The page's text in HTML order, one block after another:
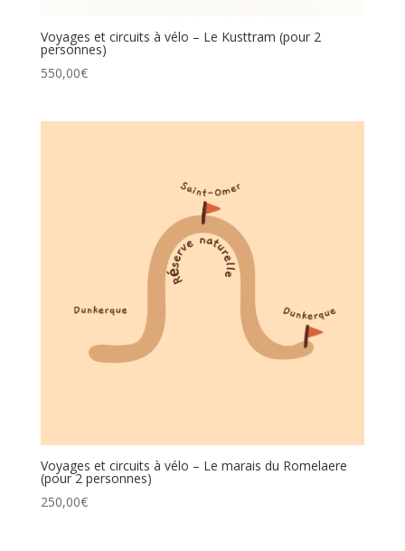
Voyages et circuits à vélo – Le Kusttram (pour 2
personnes)
550,00€
Voyages et circuits à vélo – Le marais du Romelaere
(pour 2 personnes)
250,00€